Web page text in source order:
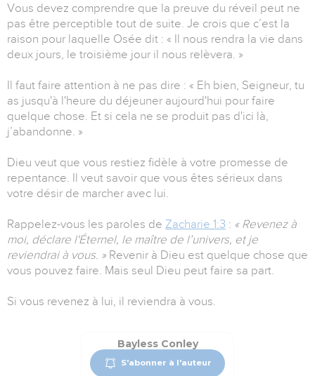
Vous devez comprendre que la preuve du réveil peut ne
pas être perceptible tout de suite. Je crois que c’est la
raison pour laquelle Osée dit : « Il nous rendra la vie dans
deux jours, le troisième jour il nous relèvera. »
Il faut faire attention à ne pas dire : « Eh bien, Seigneur, tu
as jusqu'à l'heure du déjeuner aujourd'hui pour faire
quelque chose. Et si cela ne se produit pas d'ici là,
j’abandonne. »
Dieu veut que vous restiez fidèle à votre promesse de
repentance. Il veut savoir que vous êtes sérieux dans
votre désir de marcher avec lui.
Rappelez-vous les paroles de Zacharie 1:3 : « Revenez à
moi, déclare l'Éternel, le maître de l’univers, et je
reviendrai à vous. » Revenir à Dieu est quelque chose que
vous pouvez faire. Mais seul Dieu peut faire sa part.
Si vous revenez à lui, il reviendra à vous.
Bayless Conley
S'abonner à l'auteur